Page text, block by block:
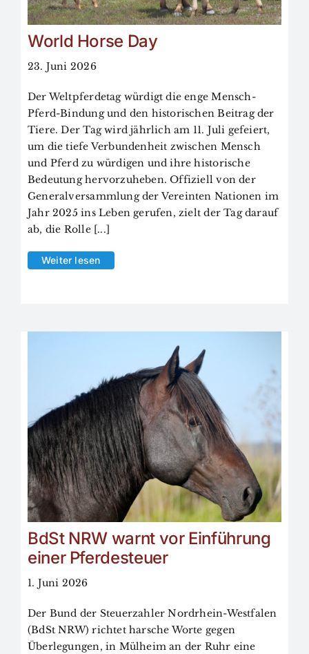
Kontakt
Search
World Horse Day
23. Juni 2026
Der Weltpferdetag würdigt die enge Mensch-
Pferd-Bindung und den historischen Beitrag der
Tiere. Der Tag wird jährlich am 11. Juli gefeiert,
um die tiefe Verbundenheit zwischen Mensch
und Pferd zu würdigen und ihre historische
Bedeutung hervorzuheben. Offiziell von der
Generalversammlung der Vereinten Nationen im
Jahr 2025 ins Leben gerufen, zielt der Tag darauf
ab, die Rolle [...]
Weiter lesen
BdSt NRW warnt vor Einführung
einer Pferdesteuer
1. Juni 2026
Der Bund der Steuerzahler Nordrhein-Westfalen
(BdSt NRW) richtet harsche Worte gegen
Überlegungen, in Mülheim an der Ruhr eine